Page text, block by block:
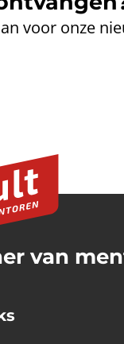
voor onze
van